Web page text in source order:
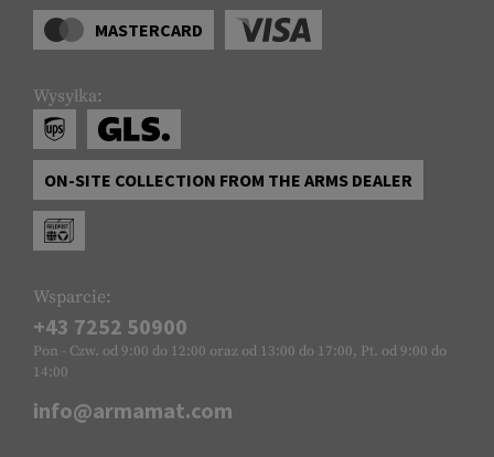
MASTERCARD
Wysyłka:
ON-SITE COLLECTION FROM THE ARMS DEALER
Wsparcie:
+43 7252 50900
Pon - Czw. od 9:00 do 12:00 oraz od 13:00 do 17:00, Pt. od 9:00 do
14:00
info@armamat.com